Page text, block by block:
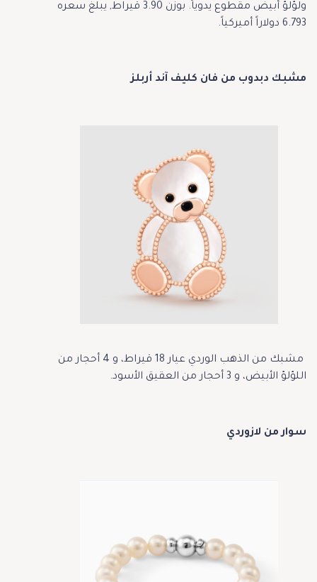
ولؤلؤ أبيض مقطوع يدوياً. بوزن 3.90 قيراط, يبلغ سعره
6.793 دولاراً أميركياً.
مشبك دبدوب من فان كليف آند أربلز
مشبك من الذهب الوردي عيار 18 قيراط، و 4 أحجار من
اللؤلؤ الأبيض، و 3 أحجار من العقيق الأسود.
سوار من لازوردي